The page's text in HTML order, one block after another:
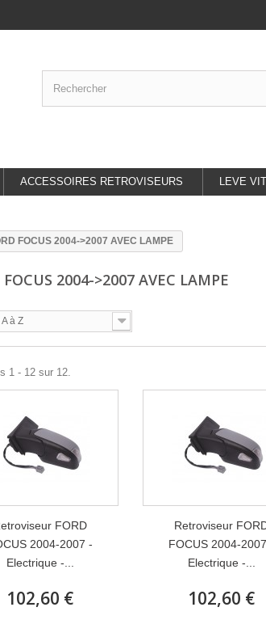
ACCESSOIRES RETROVISEURS LEVE
FOCUS 2004->2007 AVEC LAMPE
FOCUS 2004->2007 AVEC LAMPE
A à Z
1 - 12 sur 12.
FORD
2004-2007 -
Electrique -...
102,60 €
Retroviseur
FOCUS 2004-
Electrique -...
102,60 €